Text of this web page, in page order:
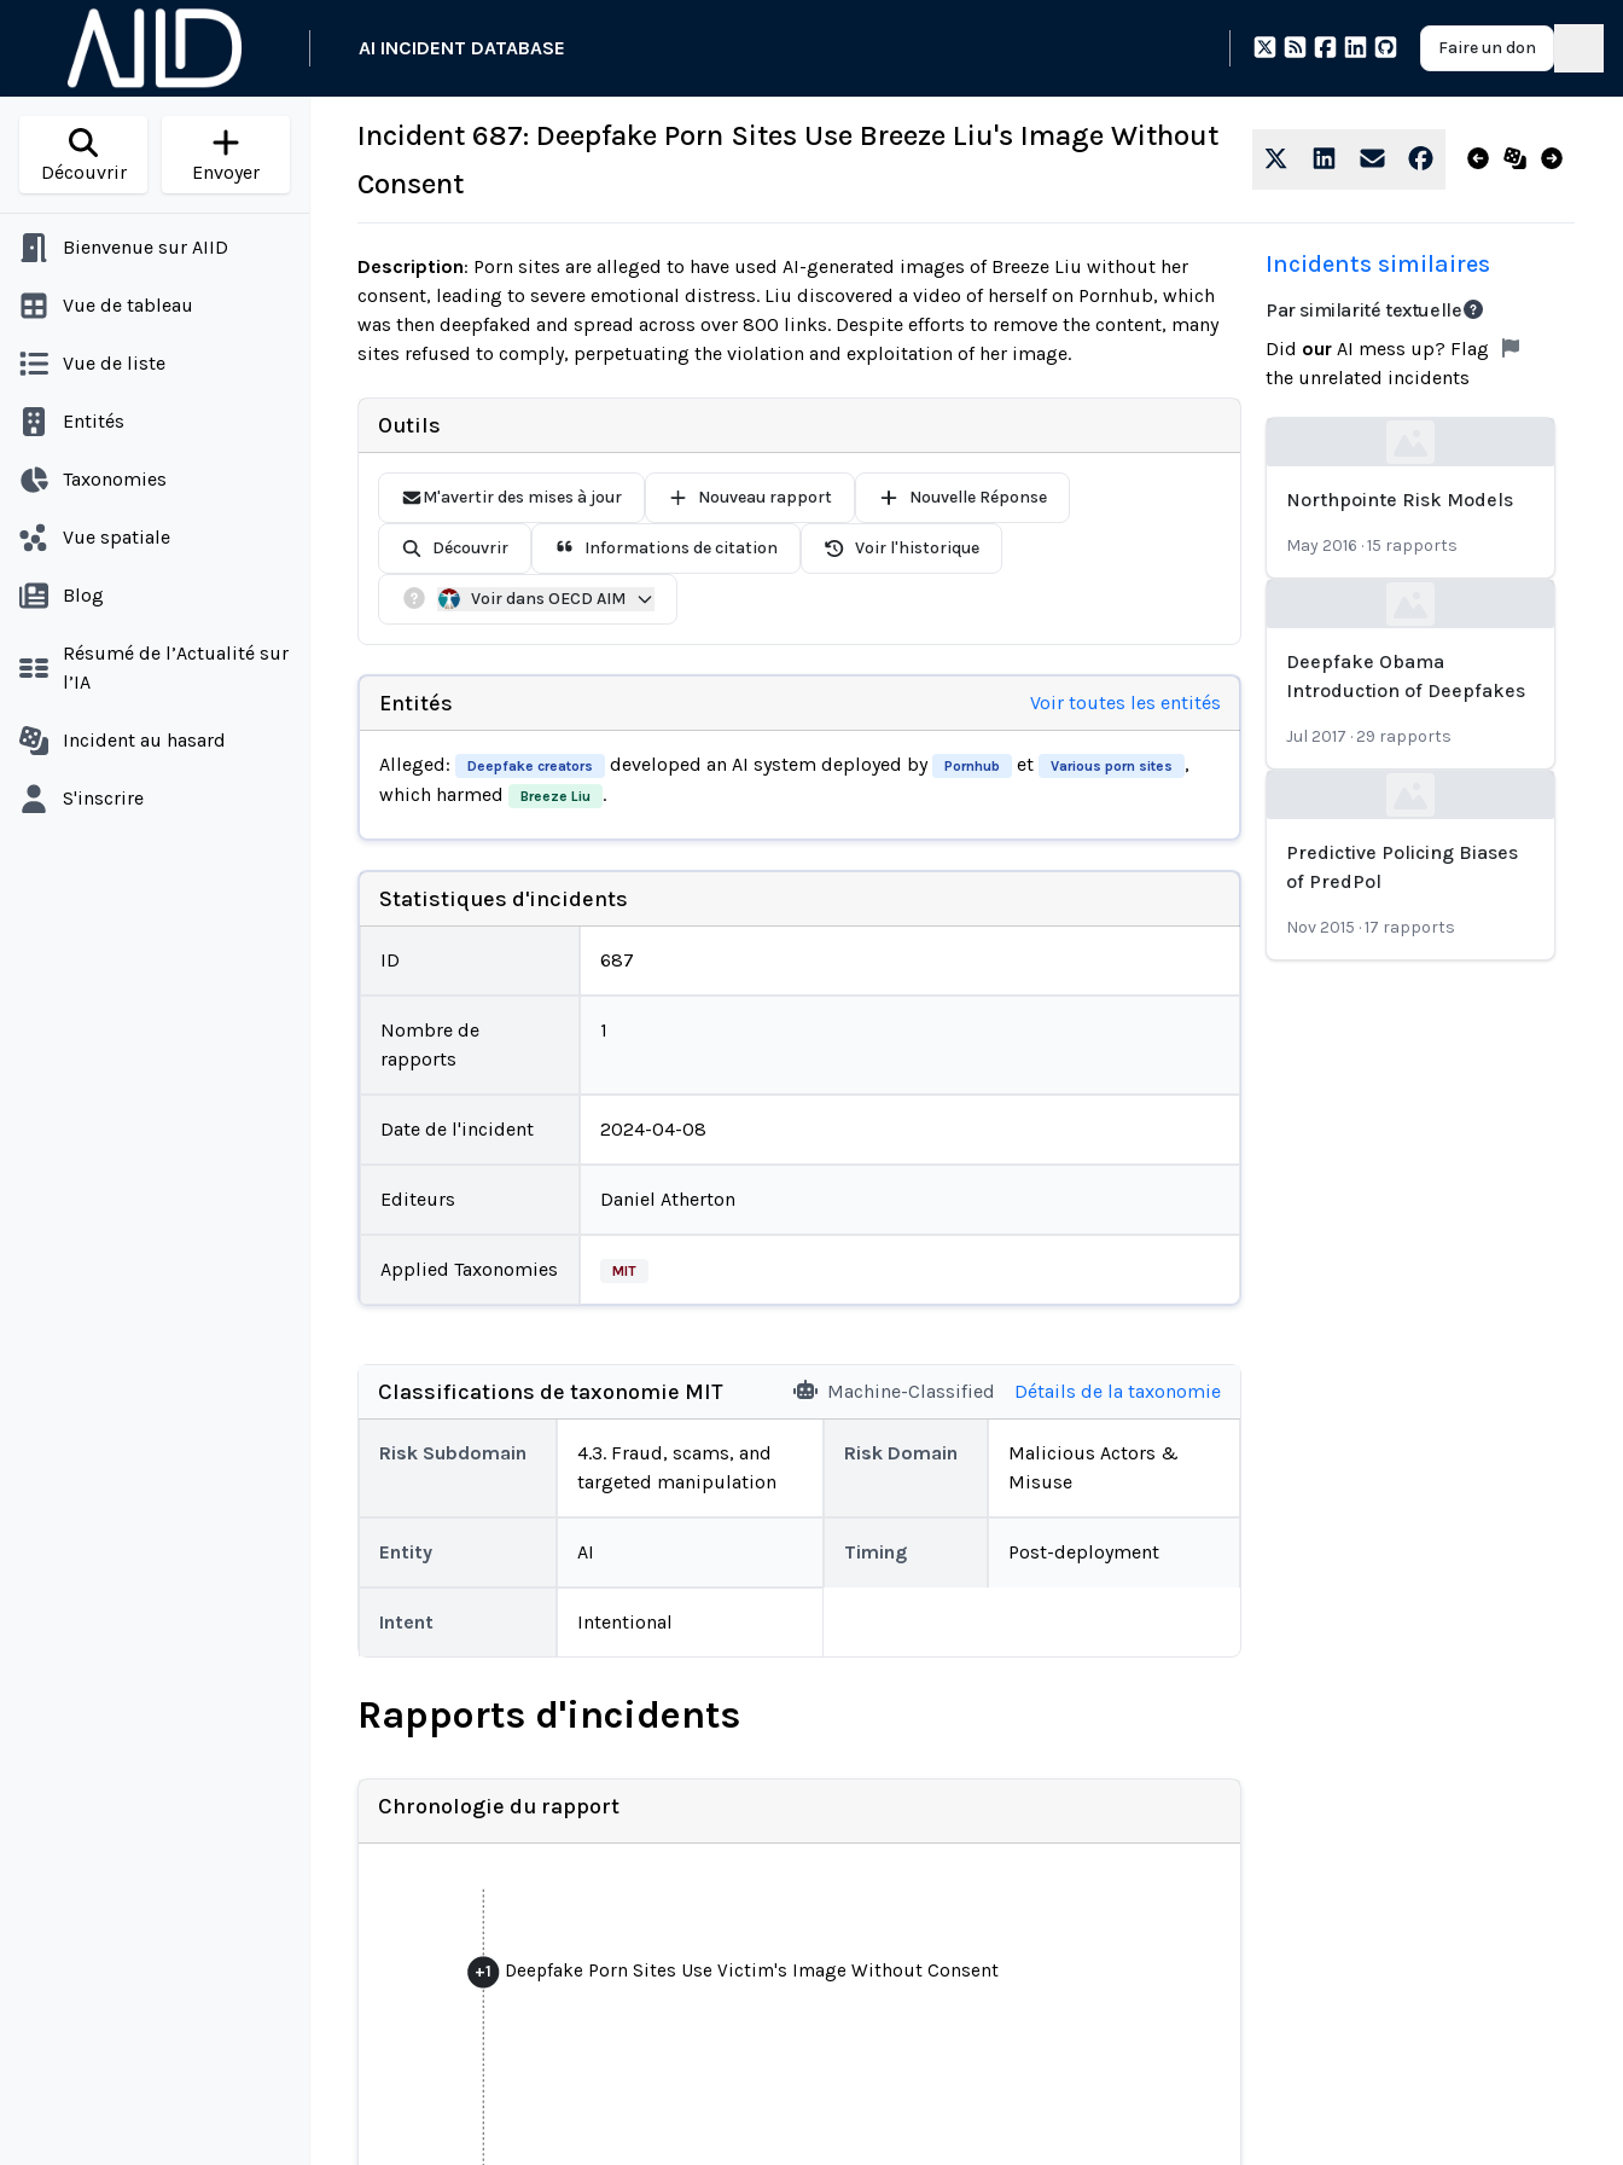
AI INCIDENT DATABASE Faire un don
Découvrir Envoyer
Bienvenue sur AIID
Vue de tableau
Vue de liste
Entités
Taxonomies
Vue spatiale
Blog
Résumé de l’Actualité sur
l’IA
Incident au hasard
S'inscrire
Incident 687: Deepfake Porn Sites Use Breeze Liu's Image Without
Consent
Description: Porn sites are alleged to have used AI-generated images of Breeze Liu without her
consent, leading to severe emotional distress. Liu discovered a video of herself on Pornhub, which
was then deepfaked and spread across over 800 links. Despite efforts to remove the content, many
sites refused to comply, perpetuating the violation and exploitation of her image.
Outils
M'avertir des mises à jour Nouveau rapport Nouvelle Réponse
Découvrir Informations de citation Voir l'historique
Voir dans OECD AIM
Entités Voir toutes les entités
Alleged: Deepfake creators developed an AI system deployed by Pornhub et Various porn sites
,
which harmed
Breeze Liu .
Statistiques d'incidents
ID 687
Nombre de
rapports
1
Date de l'incident 2024-04-08
Editeurs Daniel Atherton
Applied Taxonomies MIT
Classifications de taxonomie MIT Machine-Classified Détails de la taxonomie
Risk Subdomain
4.3. Fraud, scams, and
targeted manipulation
Risk Domain
Malicious Actors &
Misuse
Entity AI Timing Post-deployment
Intent Intentional
Rapports d'incidents
Chronologie du rapport
+1 Deepfake Porn Sites Use Victim's Image Without Consent
Incidents similaires
Par similarité textuelle
Did our AI mess up? Flag
the unrelated incidents
Northpointe Risk Models
May 2016 ·15 rapports
Deepfake Obama
Introduction of Deepfakes
Jul 2017 · 29 rapports
Predictive Policing Biases
of PredPol
Nov 2015 ·17 rapports